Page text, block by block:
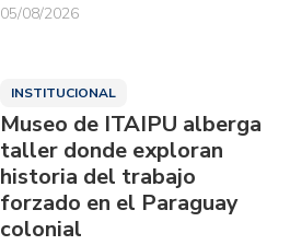
05/08/2026
INSTITUCIONAL
Museo de ITAIPU alberga
taller donde exploran
historia del trabajo
forzado en el Paraguay
colonial